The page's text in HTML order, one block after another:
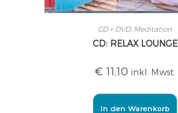
CD + DVD, Meditation
CD: RELAX LOUNGE
€ 11,10 inkl. Mwst.
In den Warenkorb